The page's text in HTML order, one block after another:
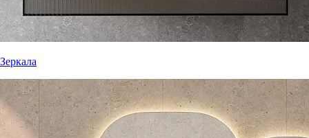
Зеркала